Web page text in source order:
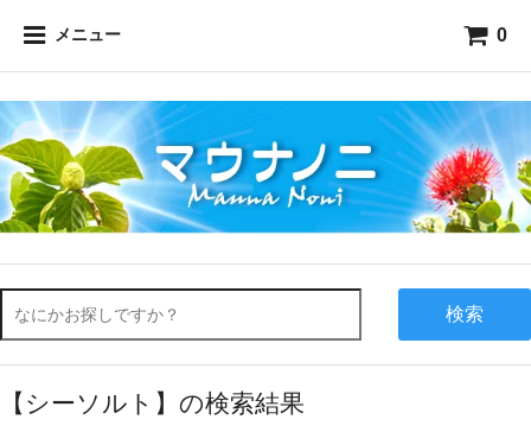
メニュー 0
検索
【シーソルト】の検索結果